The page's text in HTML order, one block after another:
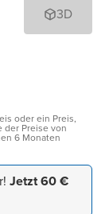
3D
oder ein Preis,
der Preise von
6 Monaten
Jetzt 60 €